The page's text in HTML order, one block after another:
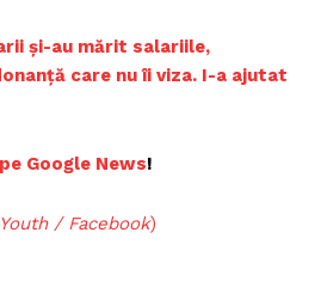
și-au mărit salariile,
care nu îi viza. I-a ajutat
Google News!
/ Facebook)